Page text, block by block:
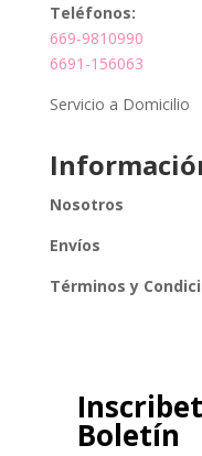
Teléfonos:
669-9810990
6691-156063
Servicio a Domicilio
Nosotros
Envíos
Términos y
Boletín